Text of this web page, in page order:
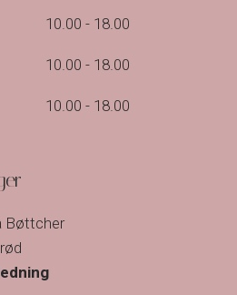
10.00 - 18.00
10.00 - 18.00
10.00 - 18.00
Bøttcher